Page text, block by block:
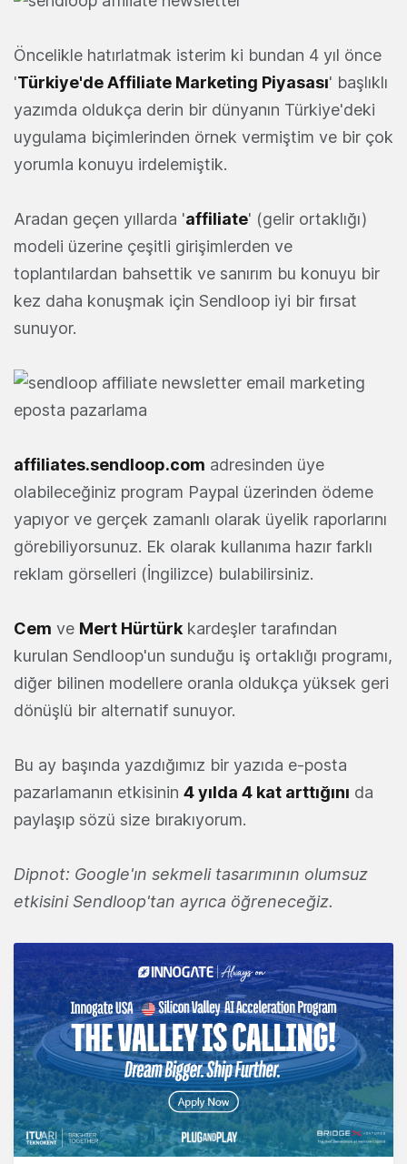
Öncelikle hatırlatmak isterim ki bundan 4 yıl önce
'Türkiye'de Affiliate Marketing Piyasası' başlıklı
yazımda oldukça derin bir dünyanın Türkiye'deki
uygulama biçimlerinden örnek vermiştim ve bir çok
yorumla konuyu irdelemiştik.
Aradan geçen yıllarda 'affiliate' (gelir ortaklığı)
modeli üzerine çeşitli girişimlerden ve
toplantılardan bahsettik ve sanırım bu konuyu bir
kez daha konuşmak için Sendloop iyi bir fırsat
sunuyor.
affiliates.sendloop.com adresinden üye
olabileceğiniz program Paypal üzerinden ödeme
yapıyor ve gerçek zamanlı olarak üyelik raporlarını
görebiliyorsunuz. Ek olarak kullanıma hazır farklı
reklam görselleri (İngilizce) bulabilirsiniz.
Cem ve Mert Hürtürk kardeşler tarafından
kurulan Sendloop'un sunduğu iş ortaklığı programı,
diğer bilinen modellere oranla oldukça yüksek geri
dönüşlü bir alternatif sunuyor.
Bu ay başında yazdığımız bir yazıda e-posta
pazarlamanın etkisinin 4 yılda 4 kat arttığını da
paylaşıp sözü size bırakıyorum.
Dipnot: Google'ın sekmeli tasarımının olumsuz
etkisini Sendloop'tan ayrıca öğreneceğiz.